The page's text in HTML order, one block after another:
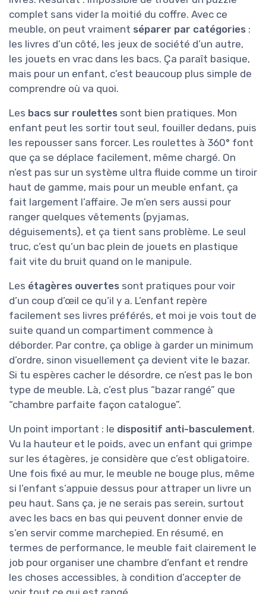
complet sans vider la moitié du coffre. Avec ce
meuble, on peut vraiment séparer par catégories :
les livres d’un côté, les jeux de société d’un autre,
les jouets en vrac dans les bacs. Ça paraît basique,
mais pour un enfant, c’est beaucoup plus simple de
comprendre où va quoi.
Les bacs sur roulettes sont bien pratiques. Mon
enfant peut les sortir tout seul, fouiller dedans, puis
les repousser sans forcer. Les roulettes à 360° font
que ça se déplace facilement, même chargé. On
n’est pas sur un système ultra fluide comme un tiroir
haut de gamme, mais pour un meuble enfant, ça
fait largement l’affaire. Je m’en sers aussi pour
ranger quelques vêtements (pyjamas,
déguisements), et ça tient sans problème. Le seul
truc, c’est qu’un bac plein de jouets en plastique
fait vite du bruit quand on le manipule.
Les étagères ouvertes sont pratiques pour voir
d’un coup d’œil ce qu’il y a. L’enfant repère
facilement ses livres préférés, et moi je vois tout de
suite quand un compartiment commence à
déborder. Par contre, ça oblige à garder un minimum
d’ordre, sinon visuellement ça devient vite le bazar.
Si tu espères cacher le désordre, ce n’est pas le bon
type de meuble. Là, c’est plus “bazar rangé” que
“chambre parfaite façon catalogue”.
Un point important : le dispositif anti-basculement.
Vu la hauteur et le poids, avec un enfant qui grimpe
sur les étagères, je considère que c’est obligatoire.
Une fois fixé au mur, le meuble ne bouge plus, même
si l’enfant s’appuie dessus pour attraper un livre un
peu haut. Sans ça, je ne serais pas serein, surtout
avec les bacs en bas qui peuvent donner envie de
s’en servir comme marchepied. En résumé, en
termes de performance, le meuble fait clairement le
job pour organiser une chambre d’enfant et rendre
les choses accessibles, à condition d’accepter de